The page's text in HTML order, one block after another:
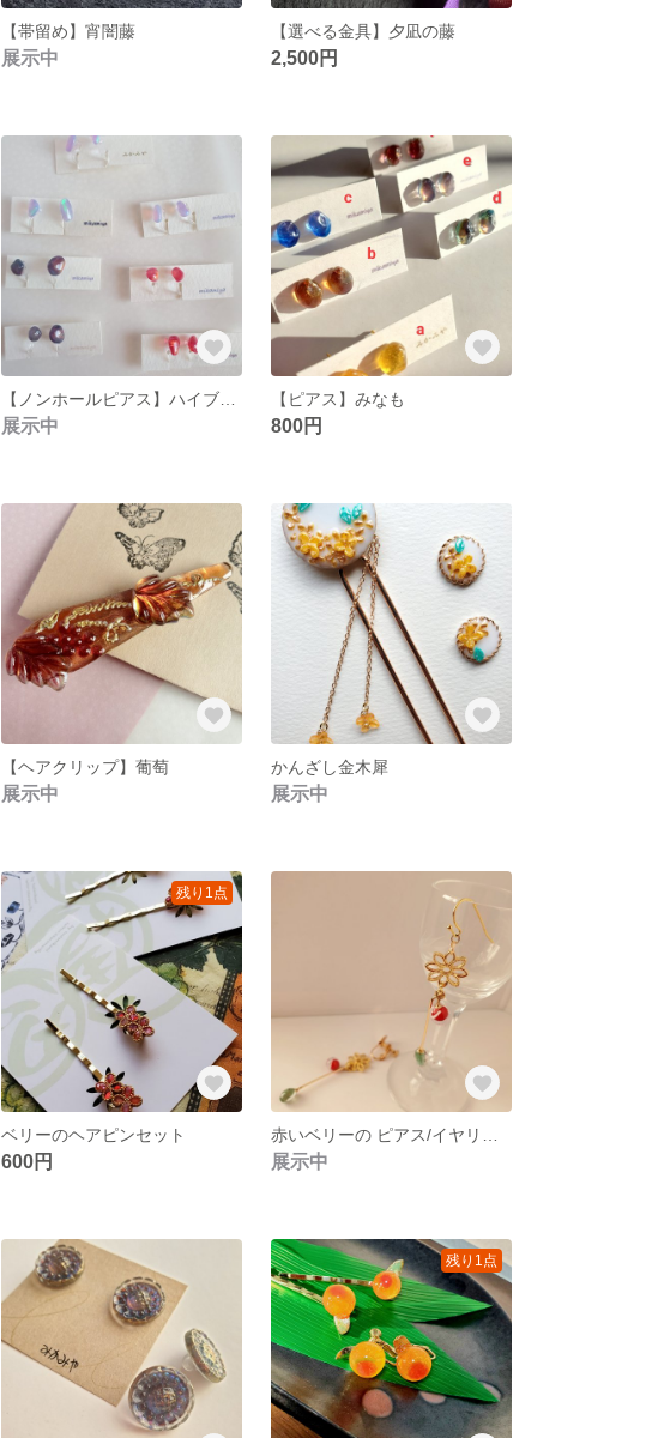
【帯留め】宵闇藤
展示中
【選べる金具】夕凪の藤
2,500円
展示中
【ピアス】みなも
800円
【ヘアクリップ】葡萄
展示中
かんざし金木犀
展示中
残り1点
ベリーのヘアピンセット
600円 展示中
残り1点